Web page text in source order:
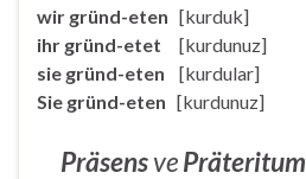
wir gründ-eten [kurduk]
ihr gründ-etet [kurdunuz]
sie gründ-eten [kurdular]
Sie gründ-eten [kurdunuz]
PräsensvePräteritum